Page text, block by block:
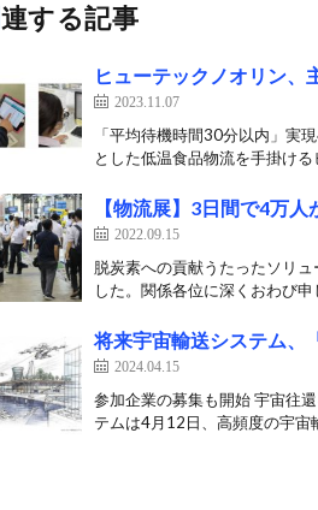
関連する記事
ヒューテックノオリン、
2023.11.07
「平均待機時間30分以内」実
とした低温食品物流を手掛け
【物流展】3日間で4万
2022.09.15
脱炭素への貢献うたったソリ
した。関係各位に深くおわび
将来宇宙輸送システム、
2024.04.15
参加企業の募集も開始 宇宙往
テムは4月12日、高頻度の宇宙